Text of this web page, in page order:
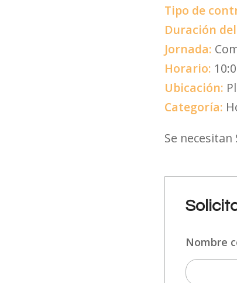
Tipo de
Duración
Jornada:
Horario:
Ubicación:
Categoría:
Se necesitan
Nombre